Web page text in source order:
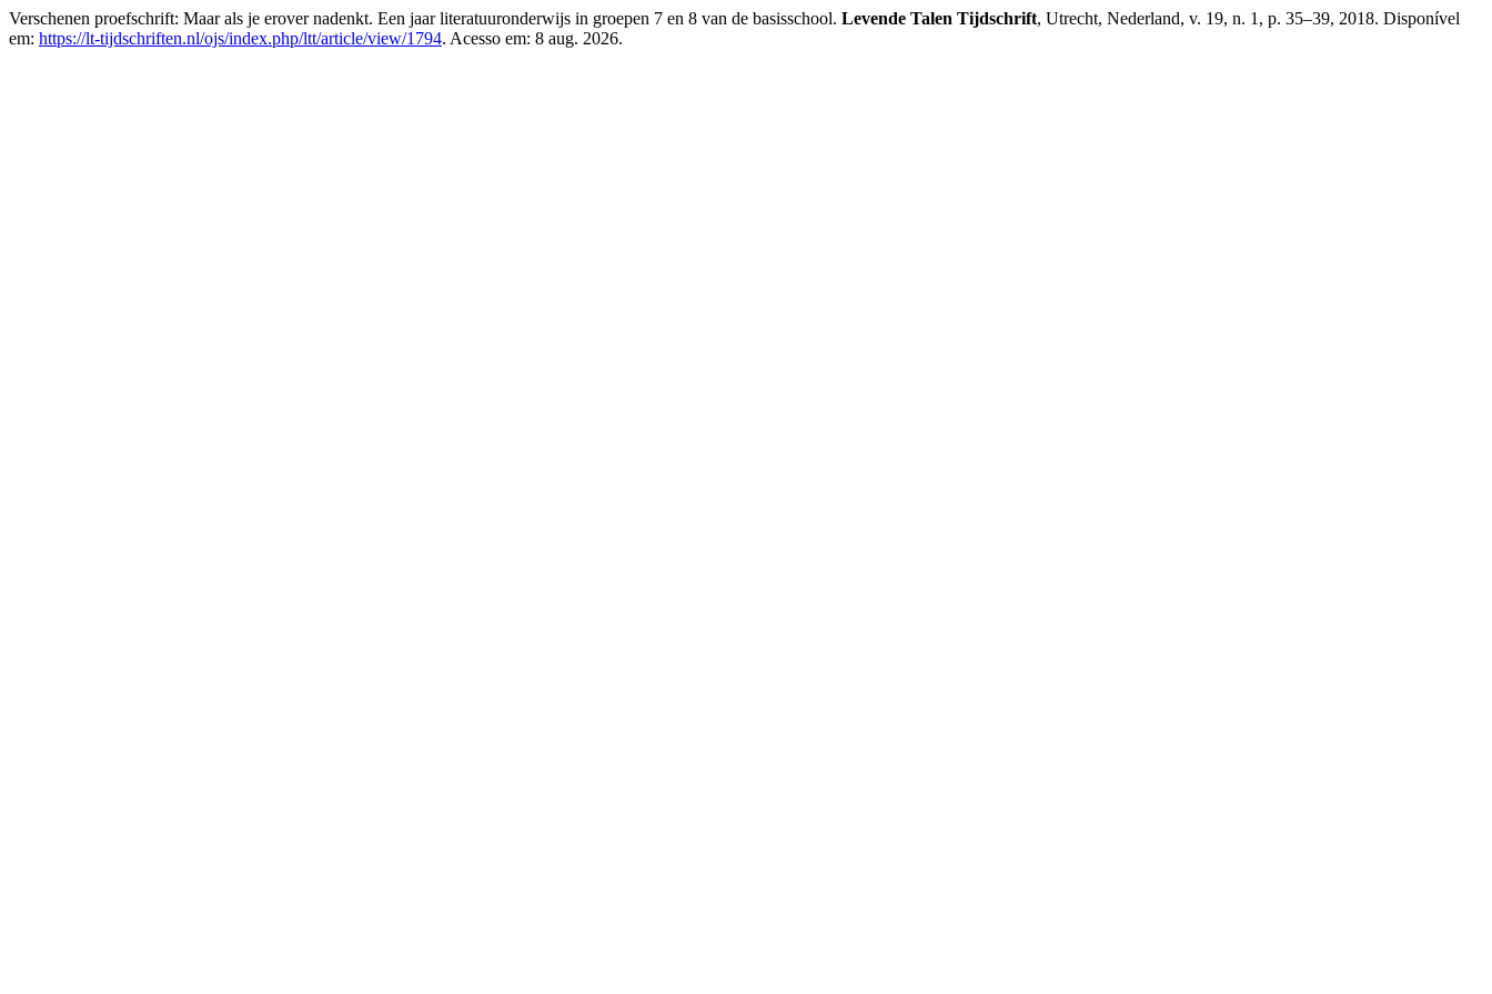
Verschenen proefschrift: Maar als je erover nadenkt. Een jaar literatuuronderwijs in groepen 7 en 8 van de basisschool. Levende Talen Tijdschrift, Utrecht, Nederland, v. 19, n. 1, p. 35–39, 2018. Disponível
em: https://lt-tijdschriften.nl/ojs/index.php/ltt/article/view/1794. Acesso em: 8 aug. 2026.